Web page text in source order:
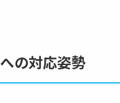
の対応姿勢